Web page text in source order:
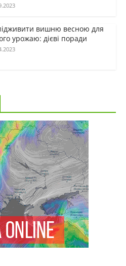
вишню весною для
урожаю: дієві поради